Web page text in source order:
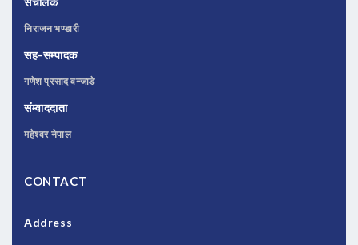
निराजन भण्डारी
सह-सम्पादक
गणेश प्रसाद वन्जाडे
संम्वाददाता
महेश्वर नेपाल
CONTACT
Address